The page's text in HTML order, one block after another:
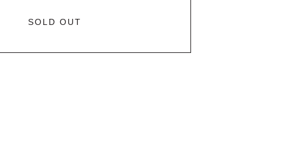
SOLD OUT